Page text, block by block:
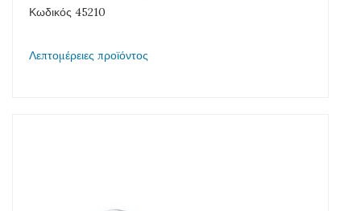
Κωδικός 45210
Λεπτομέρειες προϊόντος